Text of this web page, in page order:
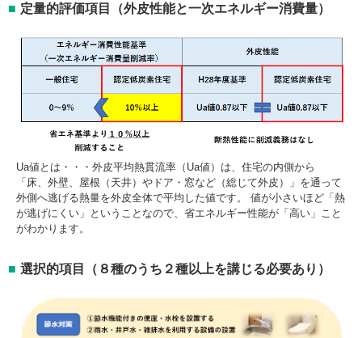
定量的評価項目（外皮性能と一次エネルギー消費量）
Ua値とは・・・外皮平均熱貫流率（Ua値）は、住宅の内側から
「床、外壁、屋根（天井）やドア・窓など（総じて外皮）」を通って
外側へ逃げる熱量を外皮全体で平均した値です。 値が小さいほど「熱
が逃げにくい」ということなので、省エネルギー性能が「高い」こと
がわかります。
選択的項目（８種のうち２種以上を講じる必要あり）